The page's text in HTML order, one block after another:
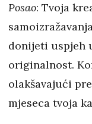
Posao: Tvoja
donijeti uspjeh
originalnost.
olakšavajući
mjeseca tvoja